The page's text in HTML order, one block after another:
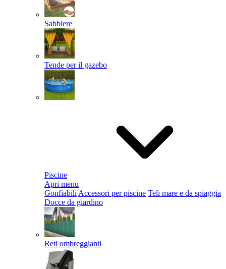
Sabbiere
Tende per il gazebo
Piscine
Apri menu
Gonfiabili Accessori per piscine Teli mare e da spiaggia
Docce da giardino
Reti ombreggianti